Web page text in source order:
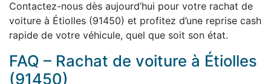
Contactez-nous dès aujourd’hui pour votre rachat de
voiture à Étiolles (91450) et profitez d’une reprise cash
rapide de votre véhicule, quel que soit son état.
FAQ – Rachat de voiture à Étiolles
(91450)